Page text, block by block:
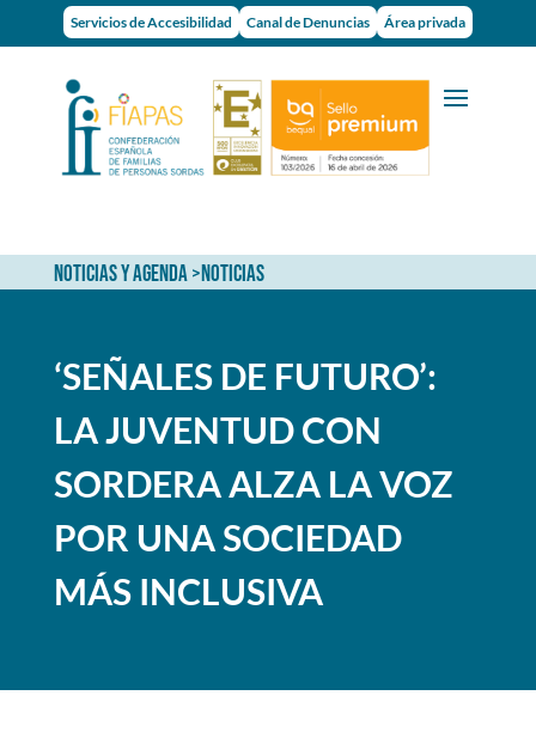
Servicios de Accesibilidad Canal de Denuncias Área privada
NOTICIAS Y AGENDA>NOTICIAS
‘SEÑALES DE FUTURO’:
LA JUVENTUD CON
SORDERA ALZA LA VOZ
POR UNA SOCIEDAD
MÁS INCLUSIVA